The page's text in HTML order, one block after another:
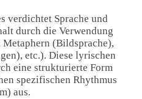
verdichtet Sprache und
durch die Verwendung
(Bildsprache),
etc.). Diese lyrischen
eine strukturierte Form
spezifischen Rhythmus
aus.